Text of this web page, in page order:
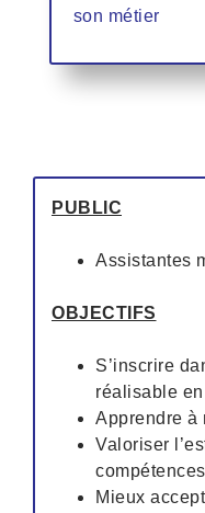
son métier
PUBLIC
Assistantes
OBJECTIFS
S’inscrire
réalisable
Apprendre à
Valoriser
compétences
Mieux